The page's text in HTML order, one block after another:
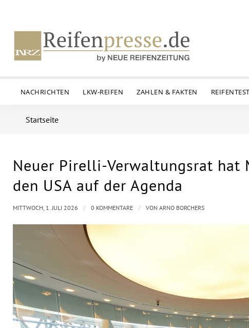
NACHRICHTEN LKW-REIFEN ZAHLEN & FAKTEN
Startseite
Neuer Pirelli-Verwaltungsrat
den USA auf der Agenda
MITTWOCH, 1. JULI 2026 / 0 KOMMENTARE / VON ARNO BORCHERS